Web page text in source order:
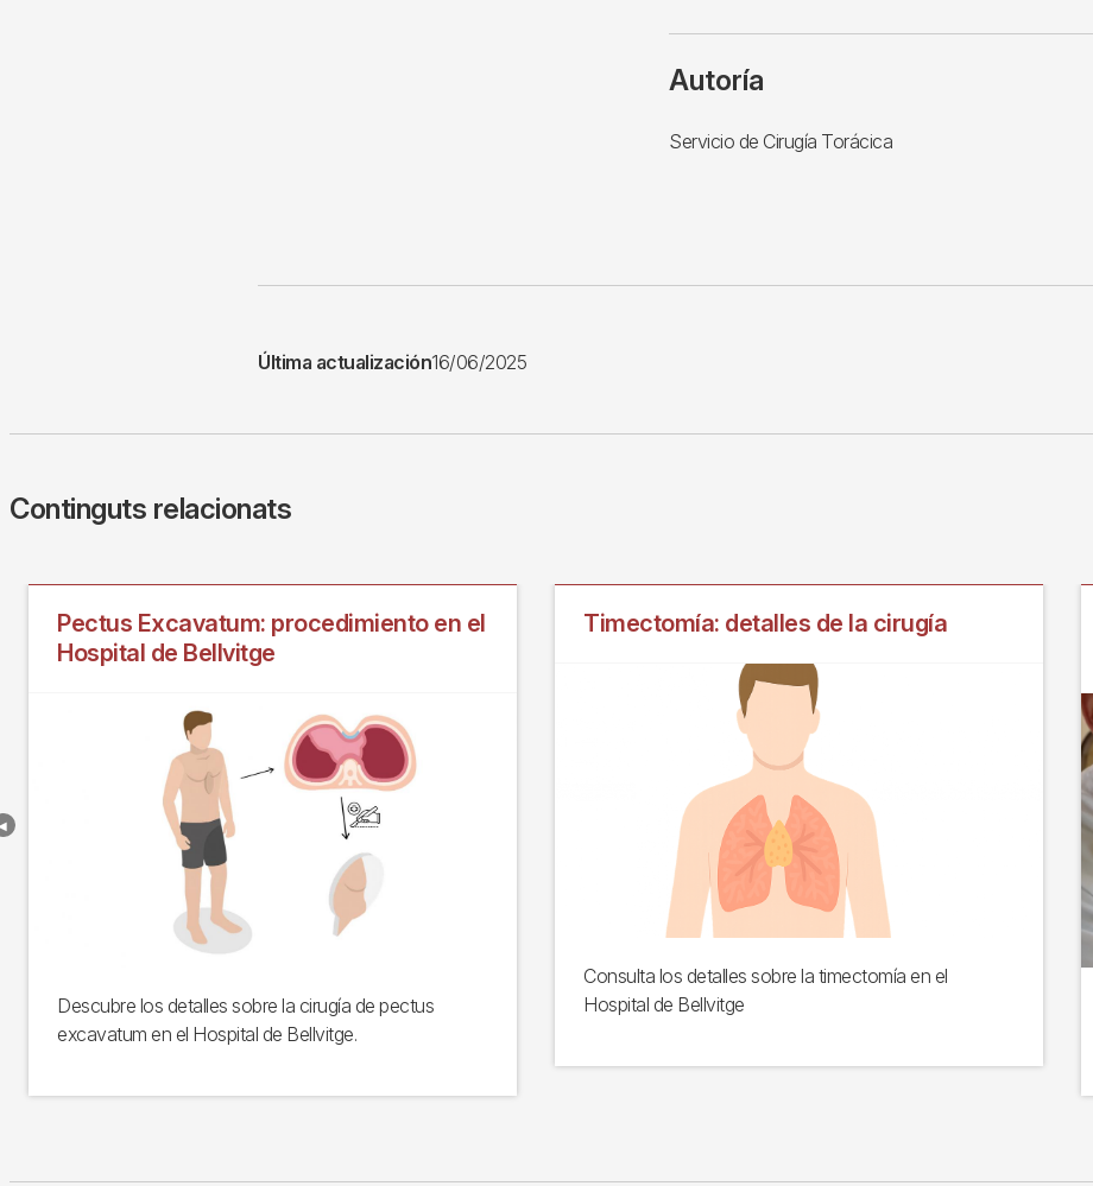
Autoría
Servicio de Cirugía Torácica
Última actualización16/06/2025
Continguts relacionats
Pectus Excavatum: procedimiento en el
Hospital de Bellvitge
Descubre los detalles sobre la cirugía de pectus
excavatum en el Hospital de Bellvitge.
Timectomía: detalles de la cirugía
Consulta los detalles sobre la timectomía en el
Hospital de Bellvitge